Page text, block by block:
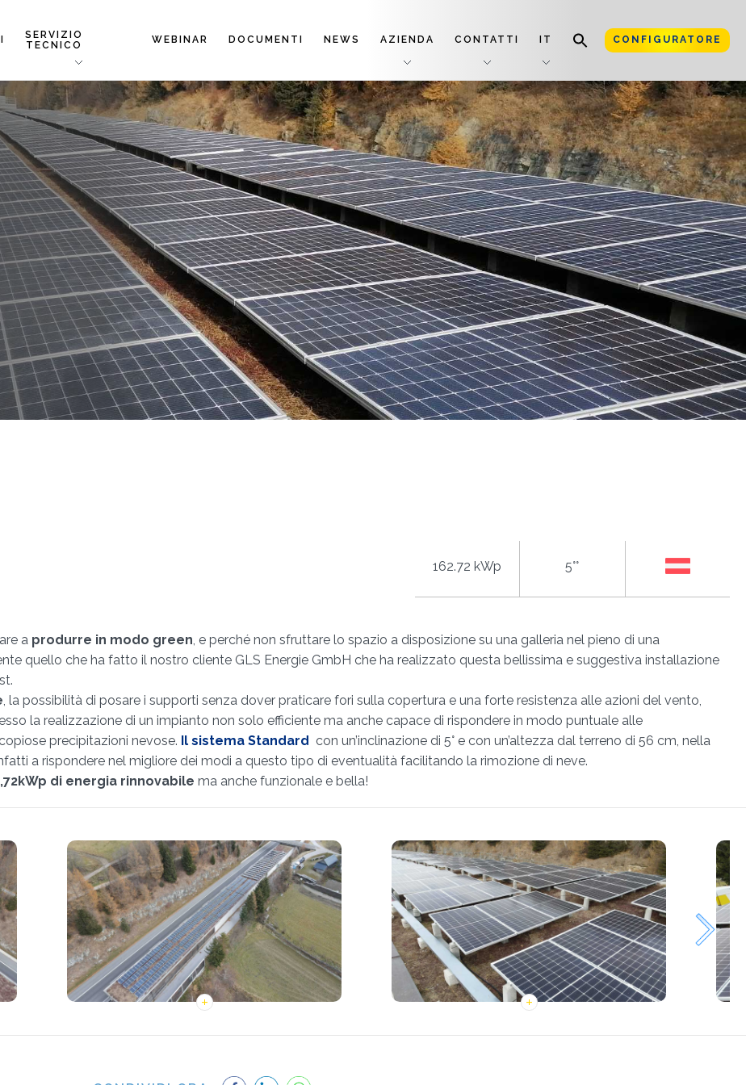
SERVIZIO
TECNICO
WEBINAR DOCUMENTI NEWS AZIENDA CONTATTI IT CONFIGURATORE
162.72 kWp 5°°
a produrre in modo green, e perché non sfruttare lo spazio a disposizione su una galleria nel pieno di una
quello che ha fatto il nostro cliente GLS Energie GmbH che ha realizzato questa bellissima e suggestiva installazione
, la possibilità di posare i supporti senza dover praticare fori sulla copertura e una forte resistenza alle azioni del vento,
la realizzazione di un impianto non solo efficiente ma anche capace di rispondere in modo puntuale alle
precipitazioni nevose. Il sistema Standard con un’inclinazione di 5° e con un’altezza dal terreno di 56 cm, nella
a rispondere nel migliore dei modi a questo tipo di eventualità facilitando la rimozione di neve.
di energia rinnovabile ma anche funzionale e bella!